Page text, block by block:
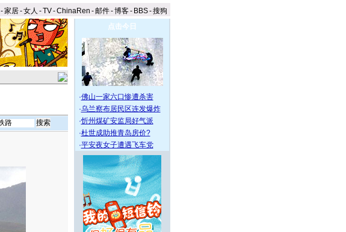
-家居-女人 -TV-ChinaRen -邮件-博客- BBS-搜狗
点击今日
·佛山一家六口惨遭杀害
·乌兰察布居民区连发爆炸
·忻州煤矿安监局好气派
·杜世成助推青岛房价?
·平安夜女子遭遇飞车党